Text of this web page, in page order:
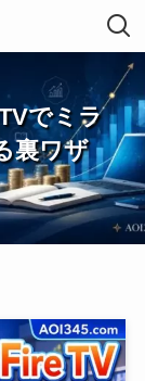
でミラ
裏ワザ